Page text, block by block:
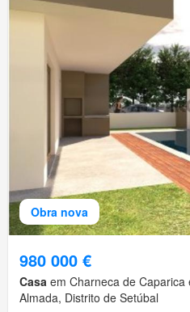
Obra nova
980 000 €
Casa em Charneca de
Almada, Distrito de Setúbal